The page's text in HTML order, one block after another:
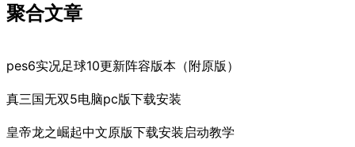
聚合文章
pes6实况足球10更新阵容版本（附原版）
真三国无双5电脑pc版下载安装
皇帝龙之崛起中文原版下载安装启动教学